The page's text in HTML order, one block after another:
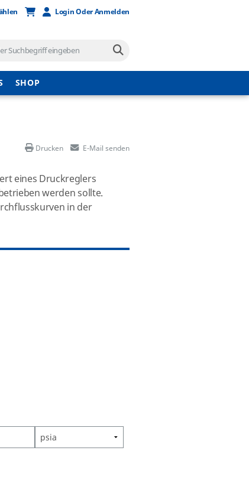
Login Oder Anmelden
SHOP
Drucken E-Mail senden
eines Druckreglers
werden sollte.
in der